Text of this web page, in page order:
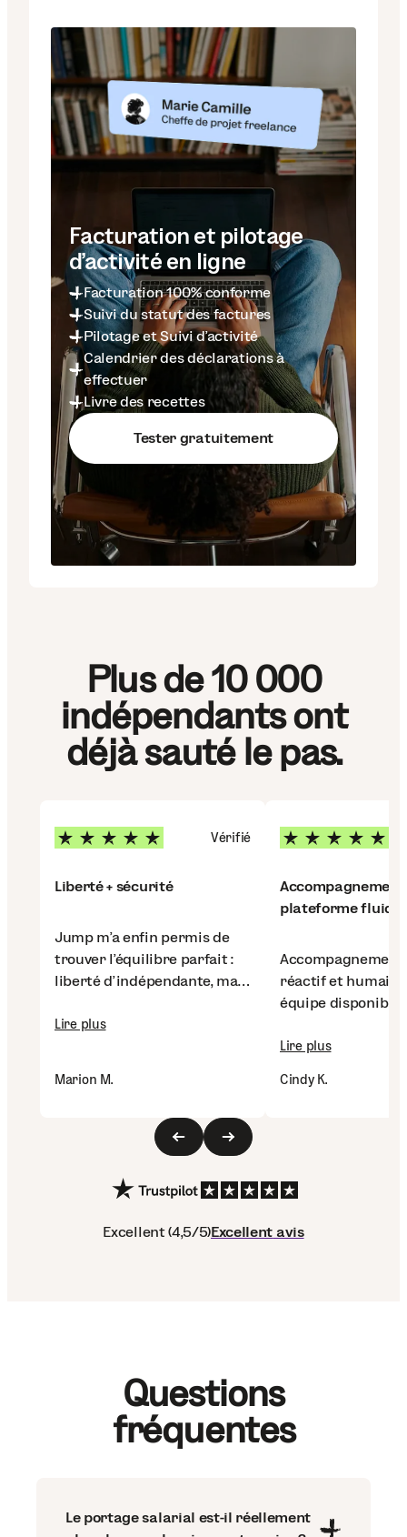
Facturation et pilotage
d'activité en ligne
Facturation 100% conforme
Suivi du statut des factures
Pilotage et Suivi d’activité
Calendrier des déclarations à
effectuer
Livre des recettes
Tester gratuitement
Plus de 10 000
indépendants ont
déjà sauté le pas.
Vérifié
Liberté + sécurité
Jump m’a enfin permis de
trouver l’équilibre parfait :
liberté d’indépendante, mais
des fiches de paie qui...
Lire plus
Marion M.
Accompagnement
plateforme fluide
réactif et humain :
équipe disponible,
plateforme ultra
Lire plus
Cindy K.
Excellent (4,5/5)Excellent avis
Questions
fréquentes
Le portage salarial est-il réellement